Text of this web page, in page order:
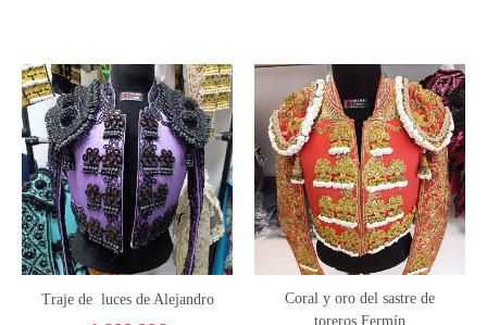
Traje de luces de Alejandro
Coral y oro del sastre de
toreros Fermín